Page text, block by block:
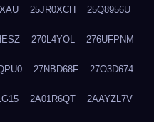
25JR0XCH 25Q8956U
270L4YOL 276UFPNM
27NBD68F 27O3D674
2A01R6QT 2AAYZL7V